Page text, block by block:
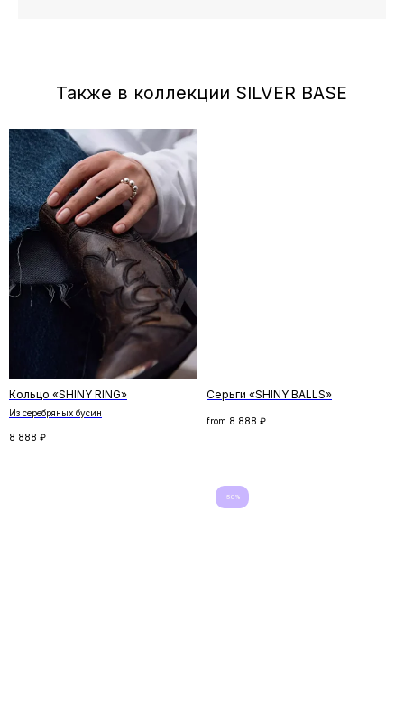
Кольцо «SHINY RING»
Из серебряных бусин
8 888 ₽
Серьги «SHINY BALLS»
from 8 888 ₽
-50%
Отзывы